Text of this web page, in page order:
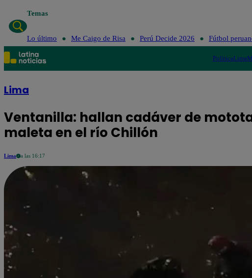
Temas
Lo último Me Caigo de Risa Perú Decide 2026 Fútbol
PolíticaLima
Lima
Ventanilla: hallan cadáver de
maleta en el río Chillón
Lima a las 16:17